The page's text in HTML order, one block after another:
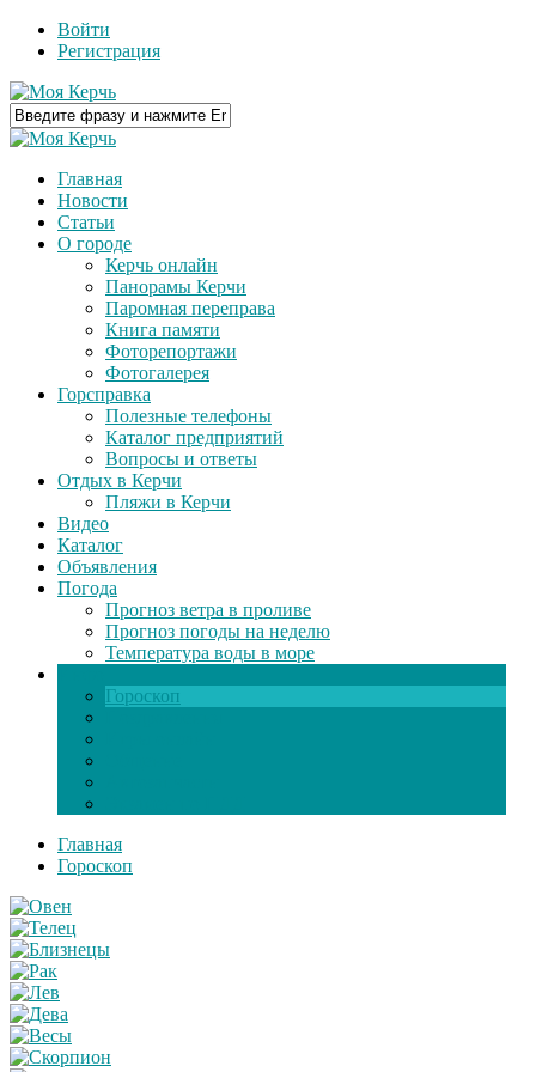
Войти
Регистрация
Главная
Новости
Статьи
О городе
Керчь онлайн
Панорамы Керчи
Паромная переправа
Книга памяти
Фоторепортажи
Фотогалерея
Горсправка
Полезные телефоны
Каталог предприятий
Вопросы и ответы
Отдых в Керчи
Пляжи в Керчи
Видео
Каталог
Объявления
Погода
Прогноз ветра в проливе
Прогноз погоды на неделю
Температура воды в море
Гороскоп
Главная
Гороскоп